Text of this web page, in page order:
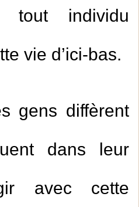
tout individu
vie d’ici-bas.
gens diffèrent
dans leur
avec cette